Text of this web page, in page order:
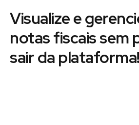
Visualize e
notas fiscais sem
sair da plataforma!